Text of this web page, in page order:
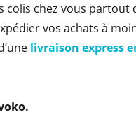
chez vous partout
vos achats à
livraison express
.